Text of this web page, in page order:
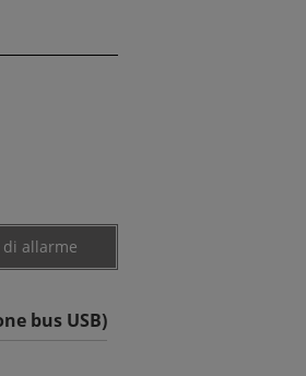
di allarme
bus USB)